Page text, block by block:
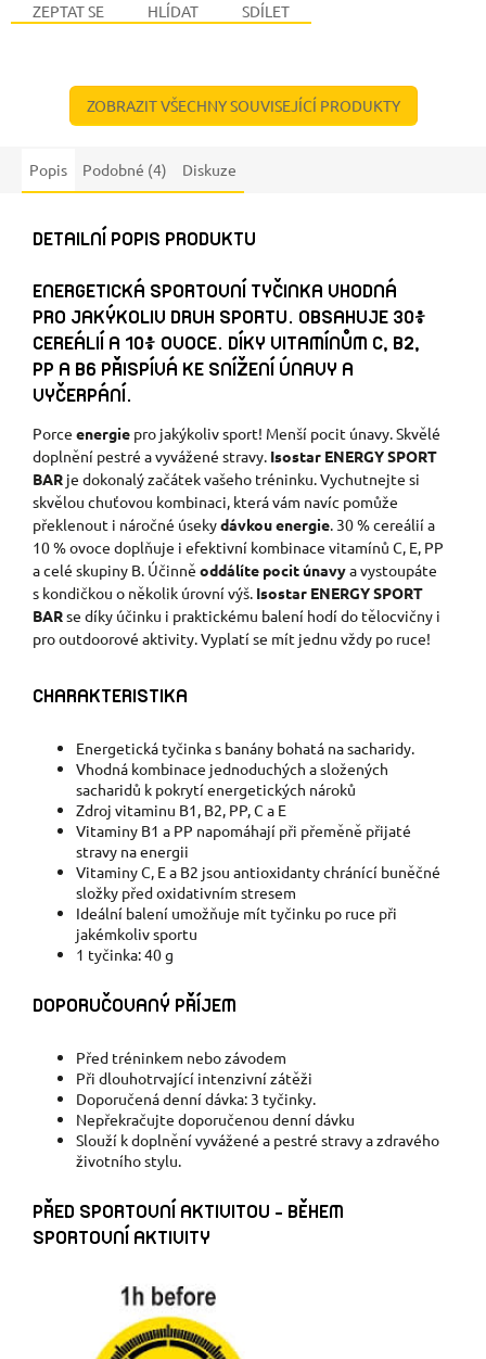
ZEPTAT SE HLÍDAT SDÍLET
ZOBRAZIT VŠECHNY SOUVISEJÍCÍ PRODUKTY
Popis Podobné (4) Diskuze
DETAILNÍ POPIS PRODUKTU
ENERGETICKÁ SPORTOVNÍ TYČINKA VHODNÁ
PRO JAKÝKOLIV DRUH SPORTU. OBSAHUJE 30%
CEREÁLIÍ A 10% OVOCE. DÍKY VITAMÍNŮM C, B2,
PP A B6 PŘISPÍVÁ KE SNÍŽENÍ ÚNAVY A
VYČERPÁNÍ.
Porce energie pro jakýkoliv sport! Menší pocit únavy. Skvělé
doplnění pestré a vyvážené stravy. Isostar ENERGY SPORT
BAR je dokonalý začátek vašeho tréninku. Vychutnejte si
skvělou chuťovou kombinaci, která vám navíc pomůže
překlenout i náročné úsekydávkou energie. 30 % cereálií a
10 % ovoce doplňuje i efektivní kombinace vitamínů C, E, PP
a celé skupiny B. Účinně oddálíte pocit únavya vystoupáte
s kondičkou o několik úrovní výš. Isostar ENERGY SPORT
BARse díky účinku i praktickému balení hodí do tělocvičny i
pro outdoorové aktivity. Vyplatí se mít jednu vždy po ruce!
CHARAKTERISTIKA
Energetická tyčinka s banány bohatá na sacharidy.
Vhodná kombinace jednoduchých a složených
sacharidů k pokrytí energetických nároků
Zdroj vitaminu B1, B2, PP, C a E
Vitaminy B1 a PP napomáhají při přeměně přijaté
stravy na energii
Vitaminy C, E a B2 jsou antioxidanty chránící buněčné
složky před oxidativním stresem
Ideální balení umožňuje mít tyčinku po ruce při
jakémkoliv sportu
1 tyčinka: 40 g
DOPORUČOVANÝ PŘÍJEM
Před tréninkem nebo závodem
Při dlouhotrvající intenzivní zátěži
Doporučená denní dávka: 3 tyčinky.
Nepřekračujte doporučenou denní dávku
Slouží k doplnění vyvážené a pestré stravy a zdravého
životního stylu.
PŘED SPORTOVNÍ AKTIVITOU - BĚHEM
SPORTOVNÍ AKTIVITY